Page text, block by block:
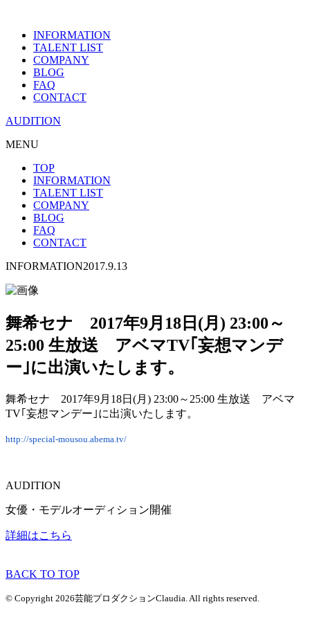
INFORMATION
TALENT LIST
COMPANY
BLOG
FAQ
CONTACT
AUDITION
MENU
TOP
INFORMATION
TALENT LIST
COMPANY
BLOG
FAQ
CONTACT
INFORMATION2017.9.13
舞希セナ 2017年9月18日(月) 23:00～
25:00 生放送 アベマTV｢妄想マンデ
ー｣に出演いたします。
舞希セナ 2017年9月18日(月) 23:00～25:00 生放送 アベマ
TV｢妄想マンデー｣に出演いたします。
http://special-mousou.abema.tv/
AUDITION
女優・モデルオーディション開催
詳細はこちら
BACK TO TOP
© Copyright 2026芸能プロダクションClaudia. All rights reserved.